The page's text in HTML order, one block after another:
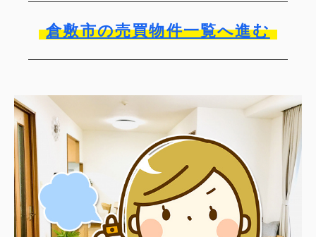
倉敷市の売買物件一覧へ進む